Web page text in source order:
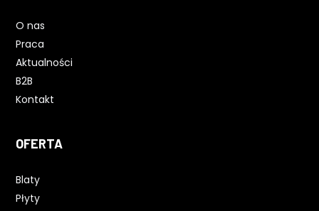
O nas
Praca
Aktualności
B2B
Kontakt
OFERTA
Blaty
Płyty